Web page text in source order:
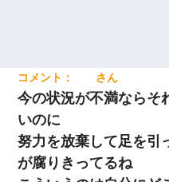
今の状況が不満ならそ
いのに
努力を放棄して足を引
が腐りきってるね